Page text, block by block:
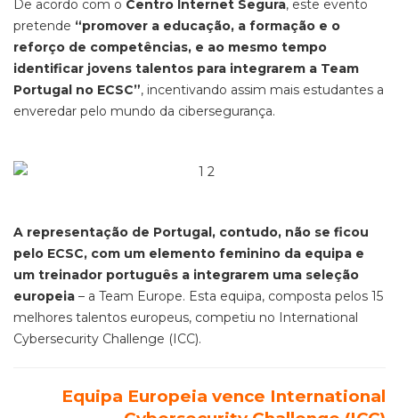
De acordo com o Centro Internet Segura, este evento
pretende “promover a educação, a formação e o
reforço de competências, e ao mesmo tempo
identificar jovens talentos para integrarem a Team
Portugal no ECSC”, incentivando assim mais estudantes a
enveredar pelo mundo da cibersegurança.
A representação de Portugal, contudo, não se ficou
pelo ECSC, com um elemento feminino da equipa e
um treinador português a integrarem uma seleção
europeia – a Team Europe. Esta equipa, composta pelos 15
melhores talentos europeus, competiu no International
Cybersecurity Challenge (ICC).
Equipa Europeia vence International